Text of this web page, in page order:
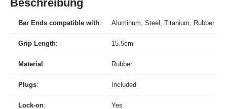
Beschreibung
Bar Ends compatible with: Aluminum, Steel, Titanium, Rubber
Grip Length: 15.5cm
Material : Rubber
Plugs: Included
Lock-on: Yes